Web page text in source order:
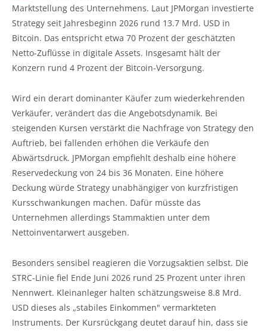
Marktstellung des Unternehmens. Laut JPMorgan investierte
Strategy seit Jahresbeginn 2026 rund 13.7 Mrd. USD in
Bitcoin. Das entspricht etwa 70 Prozent der geschätzten
Netto-Zuflüsse in digitale Assets. Insgesamt hält der
Konzern rund 4 Prozent der Bitcoin-Versorgung.
Wird ein derart dominanter Käufer zum wiederkehrenden
Verkäufer, verändert das die Angebotsdynamik. Bei
steigenden Kursen verstärkt die Nachfrage von Strategy den
Auftrieb, bei fallenden erhöhen die Verkäufe den
Abwärtsdruck. JPMorgan empfiehlt deshalb eine höhere
Reservedeckung von 24 bis 36 Monaten. Eine höhere
Deckung würde Strategy unabhängiger von kurzfristigen
Kursschwankungen machen. Dafür müsste das
Unternehmen allerdings Stammaktien unter dem
Nettoinventarwert ausgeben.
Besonders sensibel reagieren die Vorzugsaktien selbst. Die
STRC-Linie fiel Ende Juni 2026 rund 25 Prozent unter ihren
Nennwert. Kleinanleger halten schätzungsweise 8.8 Mrd.
USD dieses als „stabiles Einkommen" vermarkteten
Instruments. Der Kursrückgang deutet darauf hin, dass sie